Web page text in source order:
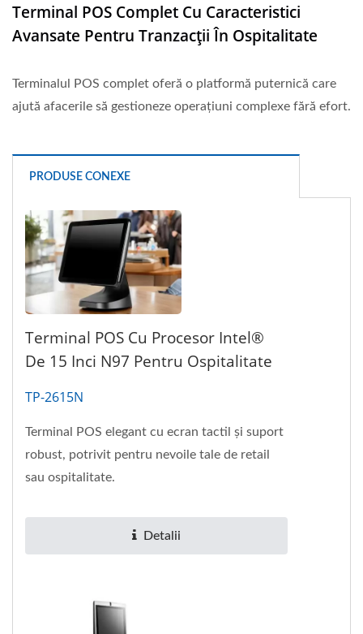
Terminal POS Complet Cu Caracteristici
Avansate Pentru Tranzacții În Ospitalitate
Terminalul POS complet oferă o platformă puternică care
ajută afacerile să gestioneze operațiuni complexe fără efort.
PRODUSE CONEXE
Terminal POS Cu Procesor Intel®
De 15 Inci N97 Pentru Ospitalitate
TP-2615N
Terminal POS elegant cu ecran tactil și suport
robust, potrivit pentru nevoile tale de retail
sau ospitalitate.
Detalii